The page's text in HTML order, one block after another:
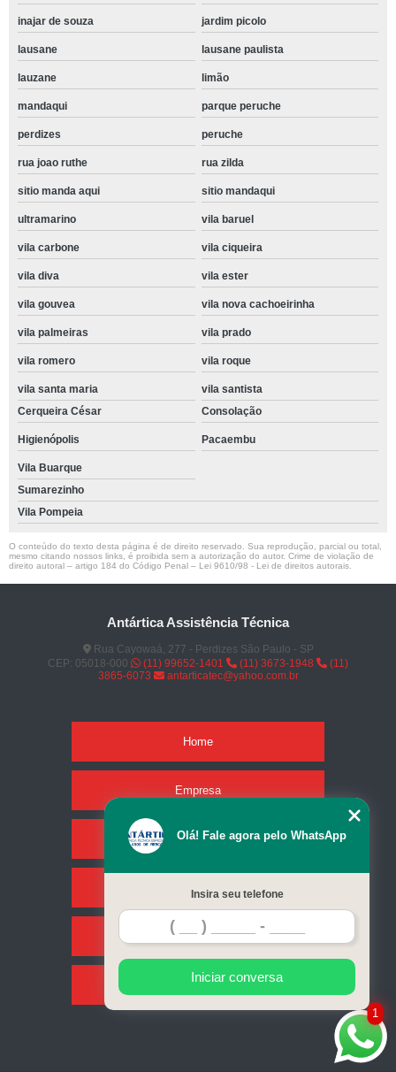
inajar de souza jardim picolo
lausane lausane paulista
lauzane limão
mandaqui parque peruche
perdizes peruche
rua joao ruthe rua zilda
sitio manda aqui sitio mandaqui
ultramarino vila baruel
vila carbone vila ciqueira
vila diva vila ester
vila gouvea vila nova cachoeirinha
vila palmeiras vila prado
vila romero vila roque
vila santa maria
vila santista
Cerqueira César
Consolação
Higienópolis Pacaembu
Vila Buarque
Sumarezinho
Vila Pompeia
O conteúdo do texto desta página é de direito reservado. Sua reprodução, parcial ou total,
mesmo citando nossos links, é proibida sem a autorização do autor. Crime de violação de
direito autoral – artigo 184 do Código Penal – Lei 9610/98 - Lei de direitos autorais
Antártica Assistência Técnica
Rua Cayowaá, 277 - Perdizes São Paulo - SP
CEP: 05018-000
(11) 99652-1401 (11) 3673-1948
(11)
3865-6073
antarticatec@yahoo.com.br
Home
Empresa
Missão
Serviços
Contato
Mapa do site
1
Olá! Fale agora pelo WhatsApp
Insira seu telefone
Iniciar conversa